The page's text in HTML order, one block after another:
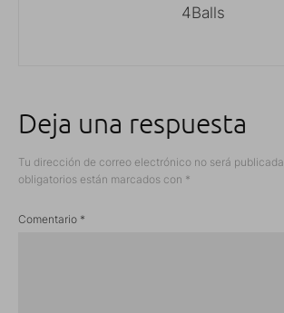
4Balls
Deja una respuesta
Tu dirección de correo electrónico no será publicada.
obligatorios están marcados con *
Comentario *